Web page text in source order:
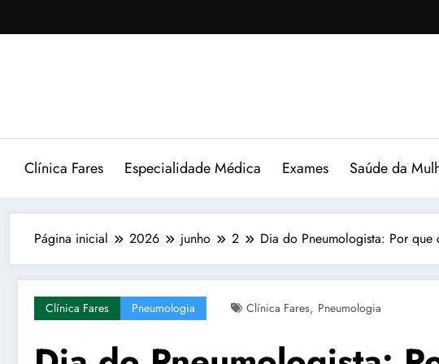
para
Clínica Fares Especialidade Médica Exames Saúde da
Página inicial 2026 junho 2 Dia do Pneumologista: Por
Clínica Fares Pneumologia Clínica Fares, Pneumologia